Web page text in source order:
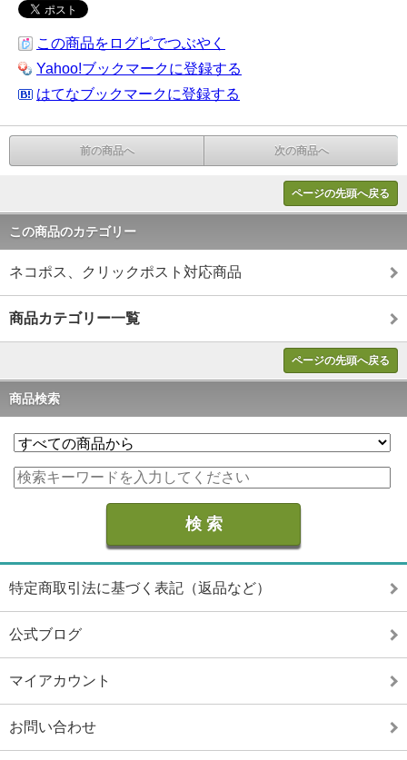
この商品をログピでつぶやく
Yahoo!ブックマークに登録する
はてなブックマークに登録する
前の商品へ 次の商品へ
ページの先頭へ戻る
この商品のカテゴリー
ネコポス、クリックポスト対応商品
商品カテゴリー一覧
ページの先頭へ戻る
商品検索
特定商取引法に基づく表記（返品など）
公式ブログ
マイアカウント
お問い合わせ